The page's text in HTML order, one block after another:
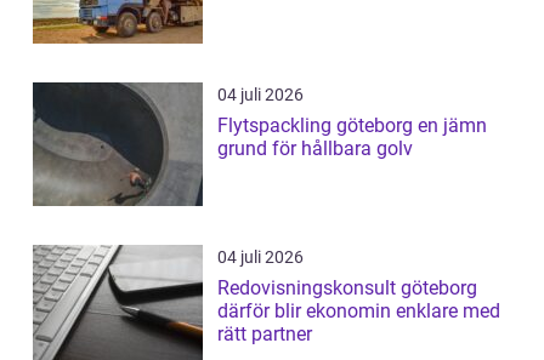
04 juli 2026
Flytspackling göteborg en jämn
grund för hållbara golv
04 juli 2026
Redovisningskonsult göteborg
därför blir ekonomin enklare med
rätt partner